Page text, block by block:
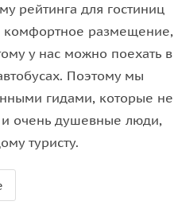
рейтинга для гостиниц
размещение,
у нас можно поехать в
Поэтому мы
гидами, которые не
очень душевные люди,
туристу.